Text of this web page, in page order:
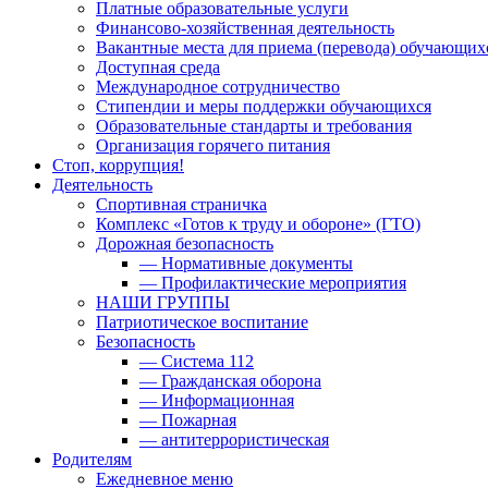
Платные образовательные услуги
Финансово-хозяйственная деятельность
Вакантные места для приема (перевода)
Доступная среда
Международное сотрудничество
Стипендии и меры поддержки обучающихся
Образовательные стандарты и требования
Организация горячего питания
Стоп, коррупция!
Деятельность
Спортивная страничка
Комплекс «Готов к труду и обороне» (ГТО)
Дорожная безопасность
— Нормативные документы
— Профилактические мероприятия
НАШИ ГРУППЫ
Патриотическое воспитание
Безопасность
— Система 112
— Гражданская оборона
— Информационная
— Пожарная
— антитеррористическая
Родителям
Ежедневное меню